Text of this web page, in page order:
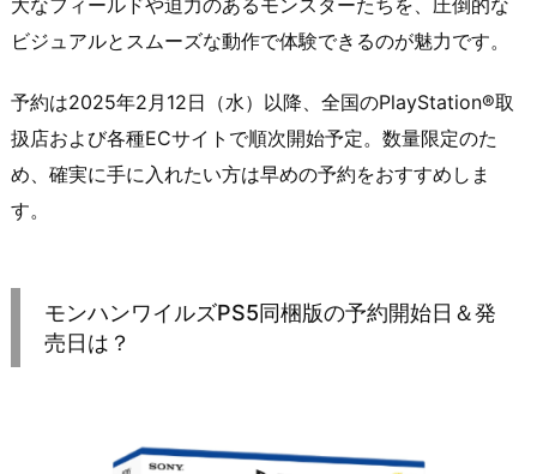
大なフィールドや迫力のあるモンスターたちを、圧倒的な
ビジュアルとスムーズな動作で体験できるのが魅力です。
予約は2025年2月12日（水）以降、全国のPlayStation®取
扱店および各種ECサイトで順次開始予定。数量限定のた
め、確実に手に入れたい方は早めの予約をおすすめしま
す。
モンハンワイルズPS5同梱版の予約開始日＆発
売日は？